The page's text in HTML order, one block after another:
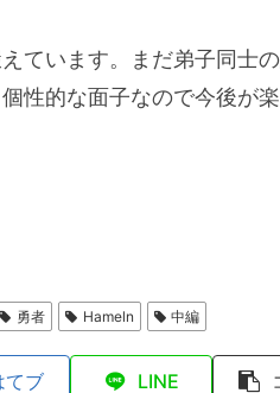
ています。まだ弟子同士
性的な面子なので今後が楽
勇者 Hameln 中編
てブ LINE